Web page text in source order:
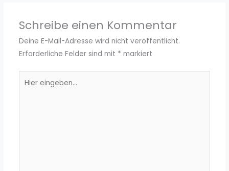
Schreibe einen Kommentar
Deine E-Mail-Adresse wird nicht veröffentlicht.
Erforderliche Felder sind mit * markiert
eingeben…